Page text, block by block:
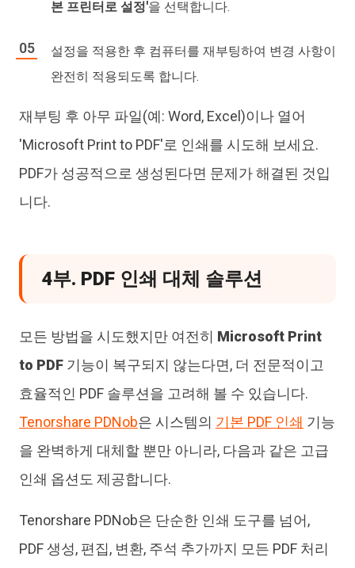
본 프린터로 설정'을 선택합니다.
설정을 적용한 후 컴퓨터를 재부팅하여 변경 사항이
완전히 적용되도록 합니다.
재부팅 후 아무 파일(예: Word, Excel)이나 열어
'Microsoft Print to PDF'로 인쇄를 시도해 보세요.
PDF가 성공적으로 생성된다면 문제가 해결된 것입
니다.
4부. PDF 인쇄 대체 솔루션
모든 방법을 시도했지만 여전히 Microsoft Print
to PDF 기능이 복구되지 않는다면, 더 전문적이고
효율적인 PDF 솔루션을 고려해 볼 수 있습니다.
Tenorshare PDNob은 시스템의 기본 PDF 인쇄 기능
을 완벽하게 대체할 뿐만 아니라, 다음과 같은 고급
인쇄 옵션도 제공합니다.
Tenorshare PDNob은 단순한 인쇄 도구를 넘어,
PDF 생성, 편집, 변환, 주석 추가까지 모든 PDF 처리